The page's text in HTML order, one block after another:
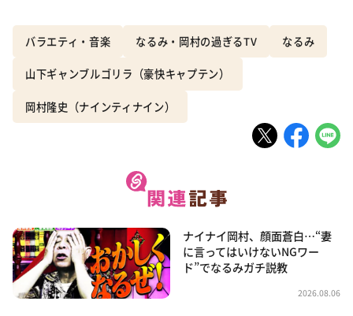
バラエティ・音楽 なるみ・岡村の過ぎるTV なるみ
山下ギャンブルゴリラ（豪快キャプテン）
岡村隆史（ナインティナイン）
ナイナイ岡村、顔面蒼白…“妻
に言ってはいけないNGワー
ド”でなるみガチ説教
2026.08.06